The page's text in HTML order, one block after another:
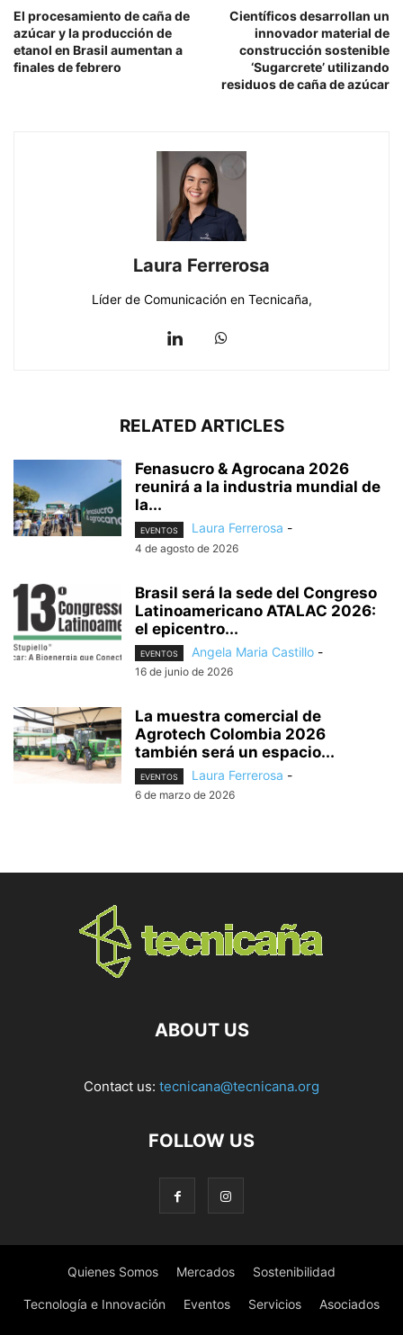
El procesamiento de caña de
azúcar y la producción de
etanol en Brasil aumentan a
finales de febrero
Científicos desarrollan un
innovador material de
construcción sostenible
‘Sugarcrete’ utilizando
residuos de caña de azúcar
Laura Ferrerosa
Líder de Comunicación en Tecnicaña,
RELATED ARTICLES
Fenasucro & Agrocana 2026
reunirá a la industria mundial de
la...
EVENTOS Laura Ferrerosa -
4 de agosto de 2026
Brasil será la sede del Congreso
Latinoamericano ATALAC 2026:
el epicentro...
EVENTOS Angela Maria Castillo -
16 de junio de 2026
La muestra comercial de
Agrotech Colombia 2026
también será un espacio...
EVENTOS Laura Ferrerosa -
6 de marzo de 2026
ABOUT US
Contact us: tecnicana@tecnicana.org
FOLLOW US
Quienes Somos Mercados Sostenibilidad
Tecnología e Innovación Eventos Servicios Asociados